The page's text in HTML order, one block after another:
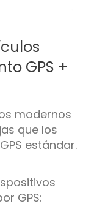
GPS +
modernos
que los
estándar.
GPS: